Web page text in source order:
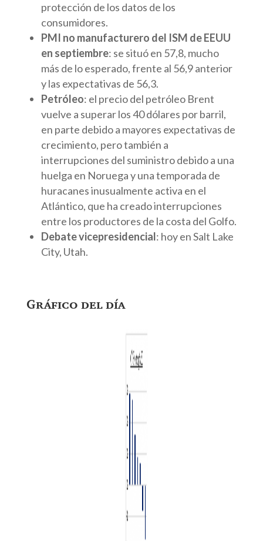
protección de los datos de los
consumidores.
PMI no manufacturero del ISM de EEUU
en septiembre: se situó en 57,8, mucho
más de lo esperado, frente al 56,9 anterior
y las expectativas de 56,3.
Petróleo: el precio del petróleo Brent
vuelve a superar los 40 dólares por barril,
en parte debido a mayores expectativas de
crecimiento, pero también a
interrupciones del suministro debido a una
huelga en Noruega y una temporada de
huracanes inusualmente activa en el
Atlántico, que ha creado interrupciones
entre los productores de la costa del Golfo.
Debate vicepresidencial: hoy en Salt Lake
City, Utah.
Gráfico del día